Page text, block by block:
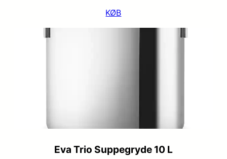
KØB
Eva Trio Suppegryde 10 L